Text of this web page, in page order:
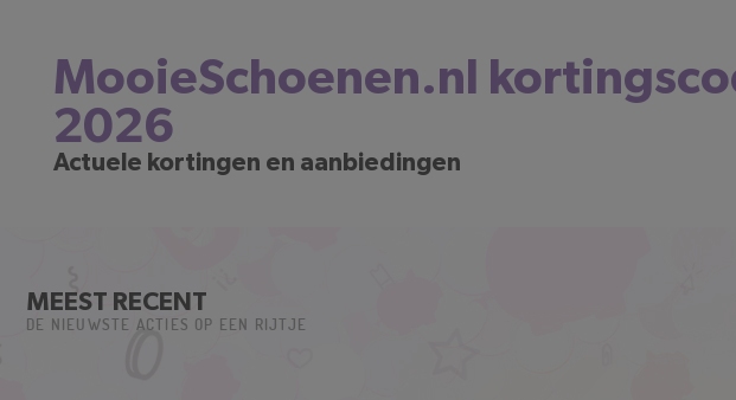
MooieSchoenen.nl
2026
Actuele kortingen en aanbiedingen
MEEST RECENT
DE NIEUWSTE ACTIES OP EEN RIJTJE